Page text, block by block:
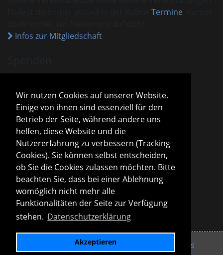
Wir nutzen Cookies auf unserer Website.
Einige von ihnen sind essenziell für den
Betrieb der Seite, während andere uns
helfen, diese Website und die
Nutzererfahrung zu verbessern (Tracking
Cookies). Sie können selbst entscheiden,
ob Sie die Cookies zulassen möchten. Bitte
beachten Sie, dass bei einer Ablehnung
womöglich nicht mehr alle
Funktionalitäten der Seite zur Verfügung
stehen. Datenschutzerklärung
Akzeptieren
Termine
Infos zur Mitgliedschaft
VHM ist als gemeinnützig anerkannt.
Spenden und Beiträge sind mit dem aktuellen
Freistellungsbescheid steuerlich absetzbar.
Sparda-Bank München
IBAN
DE13 7009 0500 0001 2800 15
GENODEF1S04
Infos zu Spenden
Vorstand
Roland Konopac
Erster Vorsitzender des Vorstandes
Martina Lachmuth
Zweite Vorsitzende des Vorstandes
Infos zur Vereinsleitung
Datenschutzerklärung Links